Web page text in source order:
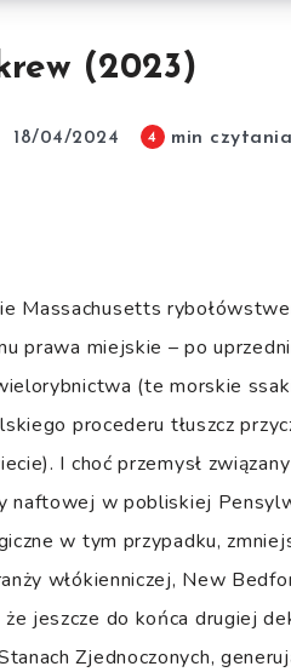
(2023)
18/04/2024 4 min czytania
Massachusetts
prawa miejskie – po
(te morskie
procederu tłuszcz
I choć przemysł
w pobliskiej
w tym przypadku,
włókienniczej, New
jeszcze do końca drugiej
Zjednoczonych,